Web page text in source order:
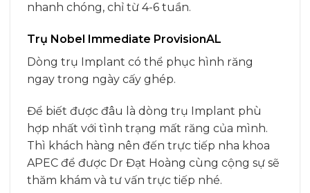
nhanh chóng, chỉ từ 4-6 tuần.
Trụ Nobel Immediate ProvisionAL
Dòng trụ Implant có thể phục hình răng
ngay trong ngày cấy ghép.
Để biết được đâu là dòng trụ Implant phù
hợp nhất với tình trạng mất răng của mình.
Thì khách hàng nên đến trực tiếp nha khoa
APEC để được Dr Đạt Hoàng cùng cộng sự sẽ
thăm khám và tư vấn trực tiếp nhé.